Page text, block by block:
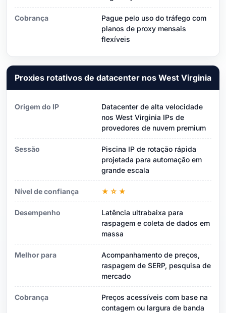
Cobrança
Pague pelo uso do tráfego com
planos de proxy mensais
flexíveis
Proxies rotativos de datacenter nos West Virginia
Origem do IP
Datacenter de alta velocidade
nos West Virginia IPs de
provedores de nuvem premium
Sessão
Piscina IP de rotação rápida
projetada para automação em
grande escala
Nível de confiança ★☆★
Desempenho
Latência ultrabaixa para
raspagem e coleta de dados em
massa
Melhor para
Acompanhamento de preços,
raspagem de SERP, pesquisa de
mercado
Cobrança
Preços acessíveis com base na
contagem ou largura de banda